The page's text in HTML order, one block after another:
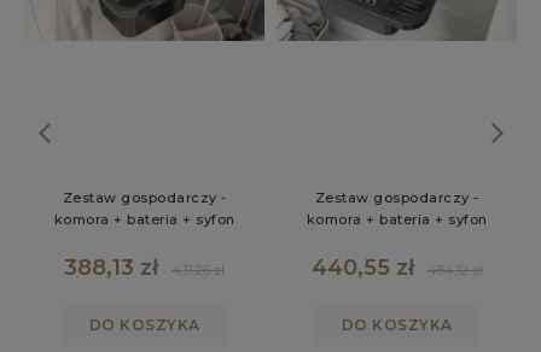
Zestaw gospodarczy -
+ bateria + syfon
388,13 zł 431,26 zł
DO KOSZYKA
Zestaw gospodarczy -
komora + bateria + syfon
440,55 zł 484,12 zł
DO KOSZYKA